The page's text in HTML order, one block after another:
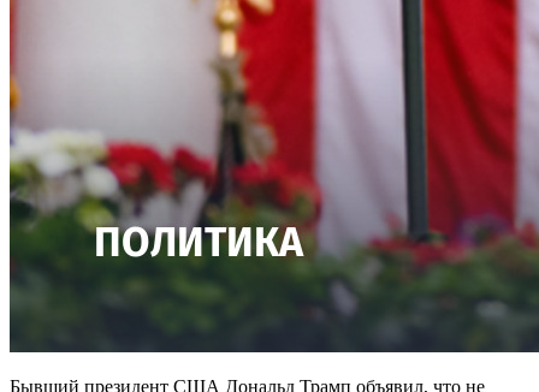
Бывший президент США Дональд Трамп объявил, что не